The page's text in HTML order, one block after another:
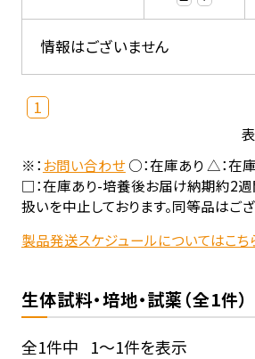
情報はございません
1
※：お問い合わせ○：在庫あり △：在
□：在庫あり-培養後お届け納期約2週
扱いを中止しております。同等品はござ
製品発送スケジュールについてはこち
生体試料・培地・試薬（全1件）
全1件中 1～1件を表示